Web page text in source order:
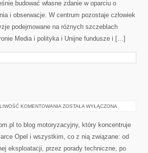
budować własne zdanie w oparciu o
i obserwacje. W centrum pozostaje człowiek
podejmowane na różnych szczeblach
Media i polityka i Unijne fundusze i […]
KOMENTOWANIA OPEL
ZOSTAŁA WYŁĄCZONA
to blog motoryzacyjny, który koncentruje
Opel i wszystkim, co z nią związane: od
eksploatacji, przez porady techniczne, po